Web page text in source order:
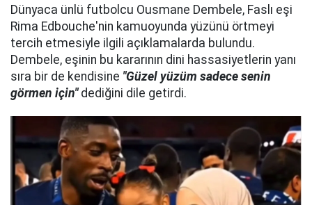
Dünyaca ünlü futbolcu Ousmane Dembele, Faslı eşi
Rima Edbouche'nin kamuoyunda yüzünü örtmeyi
tercih etmesiyle ilgili açıklamalarda bulundu.
Dembele, eşinin bu kararının dini hassasiyetlerin yanı
sıra bir de kendisine "Güzel yüzüm sadece senin
görmen için"dediğini dile getirdi.